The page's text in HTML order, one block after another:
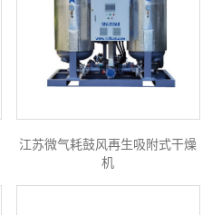
江苏微气耗鼓风再生吸附式干燥
机